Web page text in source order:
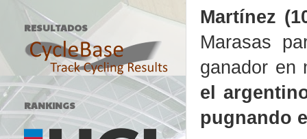
Martínez
Marasas
ganador en
el
pugnando
RESULTADOS
RANKINGS